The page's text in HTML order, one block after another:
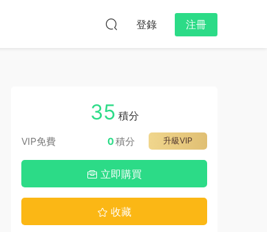
登錄 注冊
35 積分
VIP免費 升級VIP
0積分
立即購買
收藏